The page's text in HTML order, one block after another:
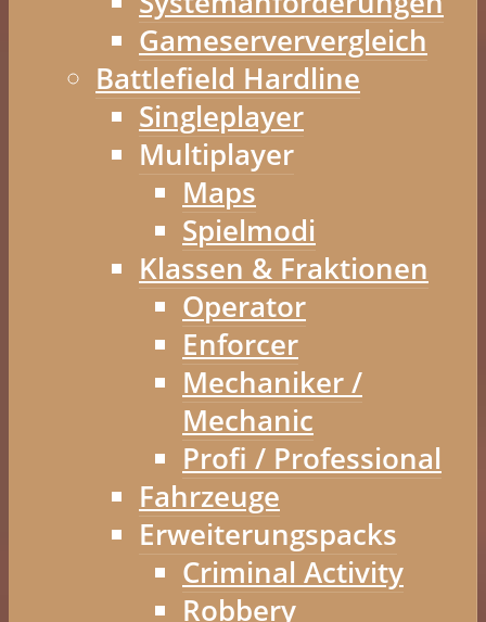
Gameserververgleich
Battlefield Hardline
Singleplayer
Multiplayer
Maps
Spielmodi
Klassen & Fraktionen
Operator
Enforcer
Mechaniker /
Mechanic
Profi / Professional
Fahrzeuge
Erweiterungspacks
Criminal Activity
Robbery